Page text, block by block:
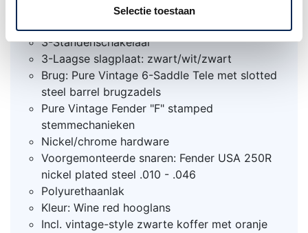
Selectie toestaan
humbucker (hals)
3-Standenschakelaar
3-Laagse slagplaat: zwart/wit/zwart
Brug: Pure Vintage 6-Saddle Tele met slotted
steel barrel brugzadels
Pure Vintage Fender "F" stamped
stemmechanieken
Nickel/chrome hardware
Voorgemonteerde snaren: Fender USA 250R
nickel plated steel .010 - .046
Polyurethaanlak
Kleur: Wine red hooglans
Incl. vintage-style zwarte koffer met oranje